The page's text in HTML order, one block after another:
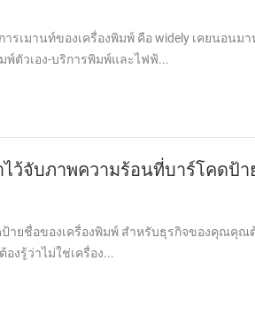
รเมานท์ของเครื่องพิมพ์ คือ widely เคยนอน
พ์ตัวเอง-บริการพิมพ์และไฟฟ้...
ไว้จับภาพความร้อนที่บาร์โคด
ป้ายชื่อของเครื่องพิมพ์ สำหรับธุรกิจของคุณ
รู้ว่าไม่ใช่เครื่อง...